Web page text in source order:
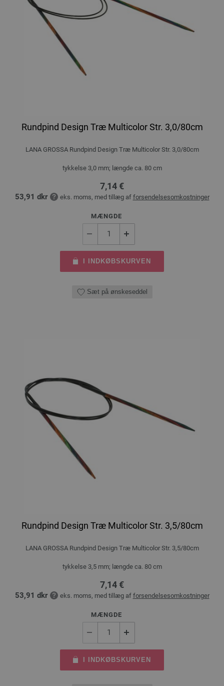
Rundpind Design Træ Multicolor Str. 3,0/80cm
LANA GROSSA Rundpind Design Træ Multicolor Str. 3,0/80cm
tykkelse 3,0 mm; længde ca. 80 cm
7,14 €
53,91 dkr eks. moms, med tillæg af forsendelsesomkostninger
MÆNGDE
I INDKØBSKURVEN
Sæt på ønskeseddel
Rundpind Design Træ Multicolor Str. 3,5/80cm
LANA GROSSA Rundpind Design Træ Multicolor Str. 3,5/80cm
tykkelse 3,5 mm; længde ca. 80 cm
7,14 €
53,91 dkr eks. moms, med tillæg af forsendelsesomkostninger
MÆNGDE
I INDKØBSKURVEN